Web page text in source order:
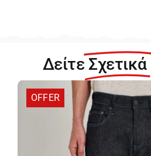
Δείτε Σχετικά
OFFER